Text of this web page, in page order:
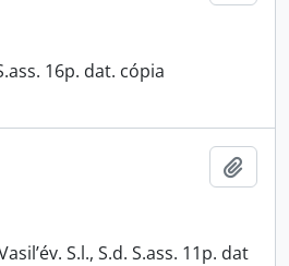
16p. dat. cópia
S.l., S.d. S.ass. 11p. dat